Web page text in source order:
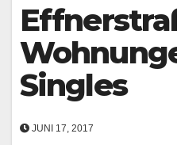
Singles
JUNI 17, 2017